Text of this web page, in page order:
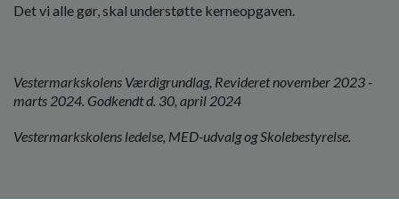
Det vi alle gør, skal understøtte kerneopgaven.
Vestermarkskolens Værdigrundlag, Revideret november 2023 -
marts 2024. Godkendt d. 30, april 2024
Vestermarkskolens ledelse, MED-udvalg og Skolebestyrelse.